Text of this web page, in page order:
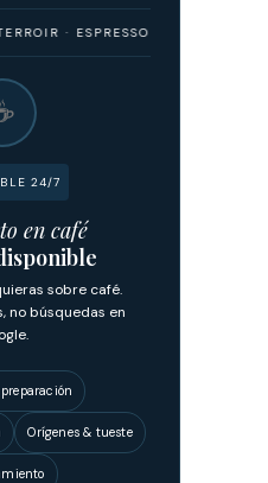
· FILTRADO ·
24/7
en café
sobre café.
no búsquedas en
preparación
Orígenes & tueste